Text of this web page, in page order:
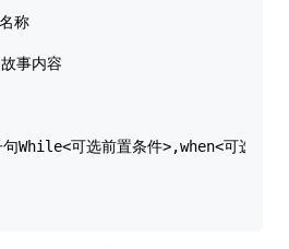
称
事内容
句While<可选前置条件>,when<可选